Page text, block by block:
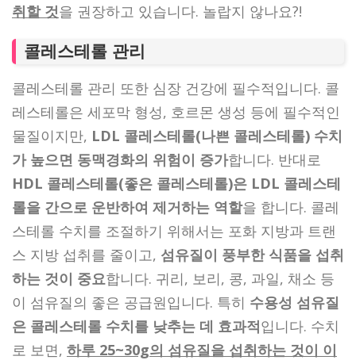
취할 것을 권장하고 있습니다. 놀랍지 않나요?!
콜레스테롤 관리
콜레스테롤 관리 또한 심장 건강에 필수적입니다. 콜
레스테롤은 세포막 형성, 호르몬 생성 등에 필수적인
물질이지만, LDL 콜레스테롤(나쁜 콜레스테롤) 수치
가 높으면 동맥경화의 위험이 증가합니다. 반대로
HDL 콜레스테롤(좋은 콜레스테롤)은 LDL 콜레스테
롤을 간으로 운반하여 제거하는 역할을 합니다. 콜레
스테롤 수치를 조절하기 위해서는 포화 지방과 트랜
스 지방 섭취를 줄이고, 섬유질이 풍부한 식품을 섭취
하는 것이 중요합니다. 귀리, 보리, 콩, 과일, 채소 등
이 섬유질의 좋은 공급원입니다. 특히 수용성 섬유질
은 콜레스테롤 수치를 낮추는 데 효과적입니다. 수치
로 보면, 하루 25~30g의 섬유질을 섭취하는 것이 이